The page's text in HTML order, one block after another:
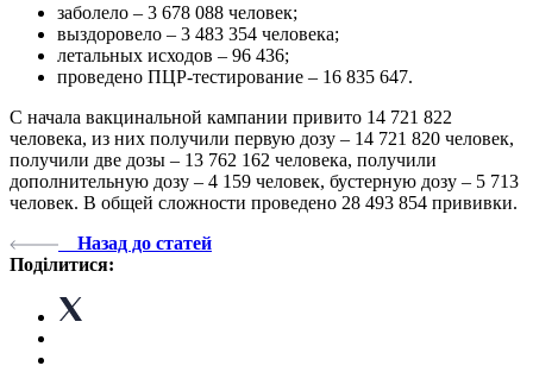
заболело – 3 678 088 человек;
выздоровело – 3 483 354 человека;
летальных исходов – 96 436;
проведено ПЦР-тестирование – 16 835 647.
С начала вакцинальной кампании привито 14 721 822
человека, из них получили первую дозу – 14 721 820 человек,
получили две дозы – 13 762 162 человека, получили
дополнительную дозу – 4 159 человек, бустерную дозу – 5 713
человек. В общей сложности проведено 28 493 854 прививки.
Назад до статей
Поділитися: